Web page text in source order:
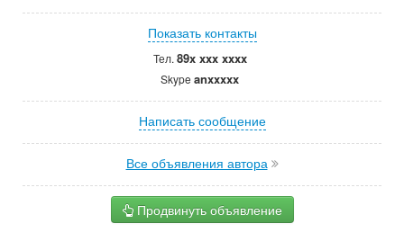
Показать контакты
Тел. 89x xxx xxxx
Skype anxxxxx
Написать сообщение
Все объявления автора
Продвинуть объявление